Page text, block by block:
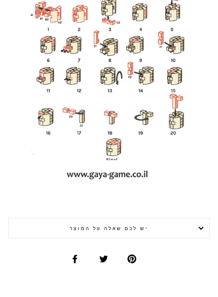
יש לכם שאלה על המוצר